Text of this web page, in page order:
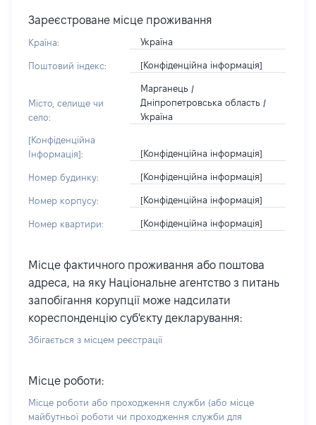
Зареєстроване місце проживання
Країна: Україна
Поштовий індекс: [Конфіденційна інформація]
Місто, селище чи
село:
Марганець /
Дніпропетровська область /
Україна
[Конфіденційна
Інформація]:
[Конфіденційна інформація]
Номер будинку: [Конфіденційна інформація]
Номер корпусу: [Конфіденційна інформація]
Номер квартири: [Конфіденційна інформація]
Місце фактичного проживання або поштова
адреса, на яку Національне агентство з питань
запобігання корупції може надсилати
кореспонденцію суб'єкту декларування:
Збігається з місцем реєстрації
Місце роботи:
Місце роботи або проходження служби (або місце
майбутньої роботи чи проходження служби для